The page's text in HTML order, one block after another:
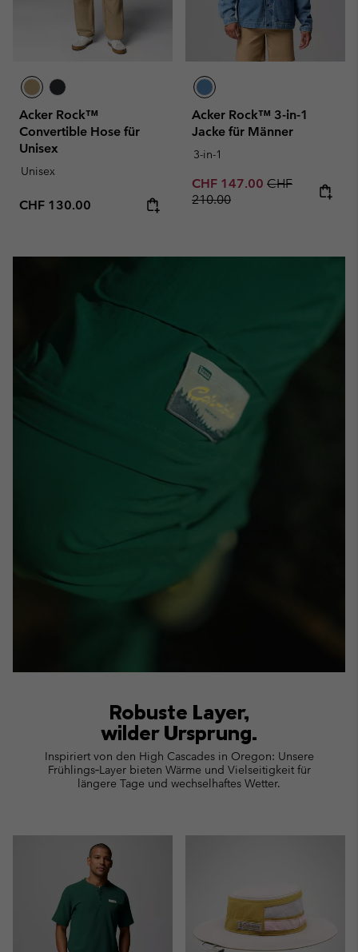
Acker Rock™
Convertible Hose für
Unisex
Unisex
Regular price:
CHF 130.00
Acker Rock™ 3-in-1
Jacke für Männer
3-in-1
Sale price:
CHF 147.00 Regular price:
CHF
210.00
Robuste Layer,
wilder Ursprung.
Inspiriert von den High Cascades in Oregon: Unsere
Frühlings‑Layer bieten Wärme und Vielseitigkeit für
längere Tage und wechselhaftes Wetter.